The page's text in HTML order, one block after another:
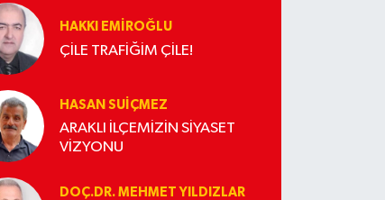
HAKKI EMİROĞLU
ÇİLE TRAFİĞİM ÇİLE!
HASAN SUIÇMEZ
ARAKLI İLÇEMİZİN SİYASET
VİZYONU
DOÇ.DR. MEHMET YILDIZLAR